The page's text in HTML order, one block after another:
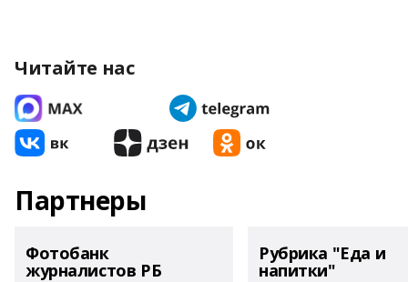
Читайте нас
Партнеры
Фотобанк
журналистов РБ
Рубрика "Еда и
напитки"